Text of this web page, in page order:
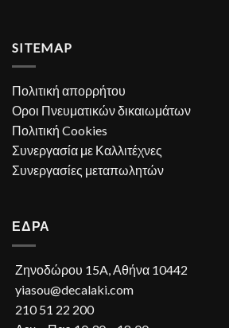
SITEMAP
Πολιτική απορρήτου
Οροι Πνευματικών δικαιωμάτων
Πολιτική Cookies
Συνεργασία με Καλλιτέχνες
Συνεργασίες μεταπωλητών
ΕΔΡΑ
Ζηνοδώρου 15A, Αθήνα 10442
yiasou@decalaki.com
210 51 22 200